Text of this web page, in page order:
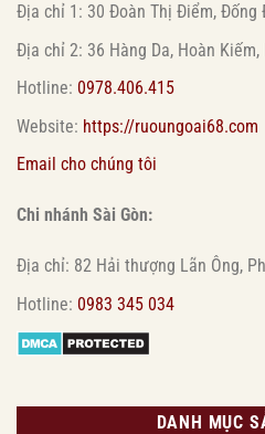
Địa chỉ 1: 30 Đoàn Thị Điểm, Đống
Địa chỉ 2: 36 Hàng Da, Hoàn Kiếm,
Hotline: 0978.406.415
Website: https://ruoungoai68.com
Email cho chúng tôi
Chi nhánh Sài Gòn:
Địa chỉ: 82 Hải thượng Lãn Ông,
Hotline: 0983 345 034
DANH MỤC